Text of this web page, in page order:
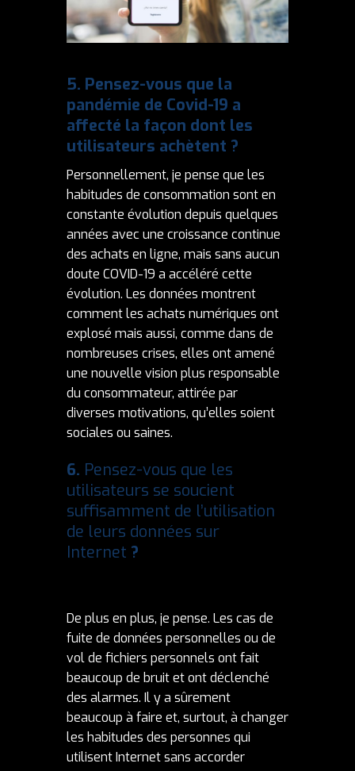
5. Pensez-vous que la
pandémie de Covid-19 a
affecté la façon dont les
utilisateurs achètent ?
Personnellement, je pense que les
habitudes de consommation sont en
constante évolution depuis quelques
années avec une croissance continue
des achats en ligne, mais sans aucun
doute COVID-19 a accéléré cette
évolution. Les données montrent
comment les achats numériques ont
explosé mais aussi, comme dans de
nombreuses crises, elles ont amené
une nouvelle vision plus responsable
du consommateur, attirée par
diverses motivations, qu’elles soient
sociales ou saines.
6. Pensez-vous que les
utilisateurs se soucient
suffisamment de l’utilisation
de leurs données sur
Internet ?
De plus en plus, je pense. Les cas de
fuite de données personnelles ou de
vol de fichiers personnels ont fait
beaucoup de bruit et ont déclenché
des alarmes. Il y a sûrement
beaucoup à faire et, surtout, à changer
les habitudes des personnes qui
utilisent Internet sans accorder